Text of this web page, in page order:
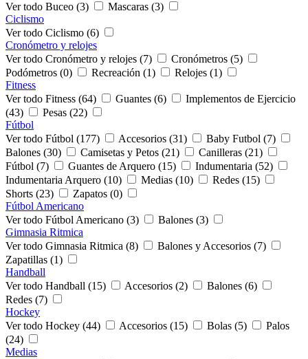
Ver todo Buceo (3)
Mascaras (3)
Ciclismo
Ver todo Ciclismo (6)
Cronómetro y relojes
Ver todo Cronómetro y relojes (7)
Cronómetros (5)
Podómetros (0)
Recreación (1)
Relojes (1)
Fitness
Ver todo Fitness (64)
Guantes (6)
Implementos de Ejercicio
(43)
Pesas (22)
Fútbol
Ver todo Fútbol (177)
Accesorios (31)
Baby Futbol (7)
Balones (30)
Camisetas y Petos (21)
Canilleras (21)
Fútbol (7)
Guantes de Arquero (15)
Indumentaria (52)
Indumentaria Arquero (10)
Medias (10)
Redes (15)
Shorts (23)
Zapatos (0)
Fútbol Americano
Ver todo Fútbol Americano (3)
Balones (3)
Gimnasia Ritmica
Ver todo Gimnasia Ritmica (8)
Balones y Accesorios (7)
Zapatillas (1)
Handball
Ver todo Handball (15)
Accesorios (2)
Balones (6)
Redes (7)
Hockey
Ver todo Hockey (44)
Accesorios (15) Bolas (5)
Palos
(24)
Medias